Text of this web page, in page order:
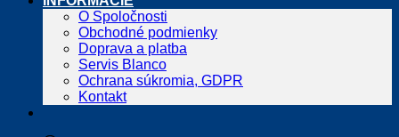
O Spoločnosti
Obchodné podmienky
Doprava a platba
Servis Blanco
Ochrana súkromia, GDPR
Kontakt